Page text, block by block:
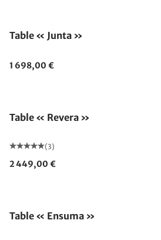
Table « Junta »
1 698,00 €
Table « Revera »
(3)
2 449,00 €
Table « Ensuma »